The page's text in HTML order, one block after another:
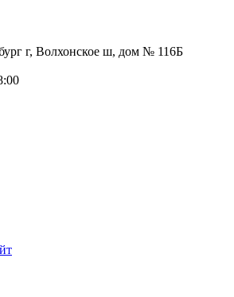
г, Волхонское ш, дом № 116Б